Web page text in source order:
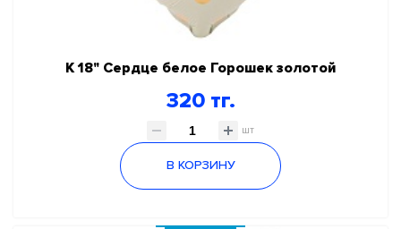
К 18" Сердце белое Горошек золотой
320 тг.
шт
В КОРЗИНУ